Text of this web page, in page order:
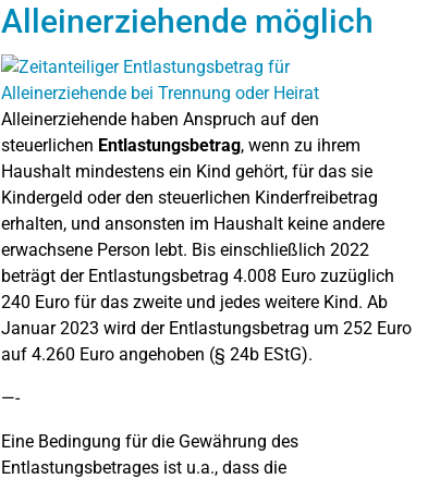
Alleinerziehende möglich
Alleinerziehende haben Anspruch auf den
steuerlichen Entlastungsbetrag, wenn zu ihrem
Haushalt mindestens ein Kind gehört, für das sie
Kindergeld oder den steuerlichen Kinderfreibetrag
erhalten, und ansonsten im Haushalt keine andere
erwachsene Person lebt. Bis einschließlich 2022
beträgt der Entlastungsbetrag 4.008 Euro zuzüglich
240 Euro für das zweite und jedes weitere Kind. Ab
Januar 2023 wird der Entlastungsbetrag um 252 Euro
auf 4.260 Euro angehoben (§ 24b EStG).
—-
Eine Bedingung für die Gewährung des
Entlastungsbetrages ist u.a., dass die